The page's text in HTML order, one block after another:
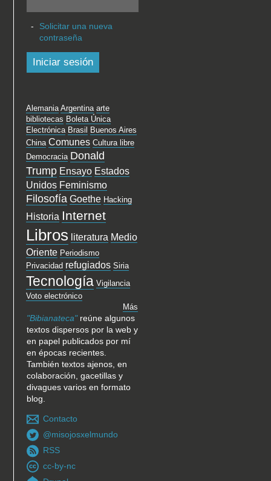
Solicitar una nueva
contraseña
Alemania Argentina arte
bibliotecas Boleta Única
Electrónica Brasil
Buenos Aires
China Comunes Cultura libre
Democracia Donald
Trump Ensayo Estados
Unidos Feminismo
Filosofía Goethe Hacking
Historia Internet
Libros literatura Medio
Oriente Periodismo
Privacidad refugiados Siria
Tecnología Vigilancia
Voto electrónico
Más
"Bibianateca"reúne algunos
textos dispersos por la web y
en papel publicados por mí
en épocas recientes.
También textos ajenos, en
colaboración, gacetillas y
divagues varios en formato
blog.
Contacto
@misojosxelmundo
RSS
cc-by-nc